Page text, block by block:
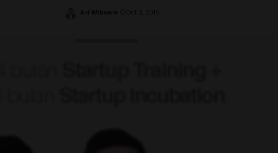
Posted
Ari Wibowo Oct 3, 2015